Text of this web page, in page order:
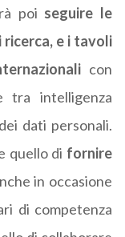
poi seguire le
ricerca, e i tavoli
con
tra intelligenza
dati personali.
quello di fornire
in occasione
di competenza